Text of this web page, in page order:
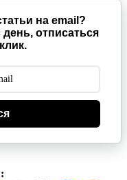
на email?
отписаться